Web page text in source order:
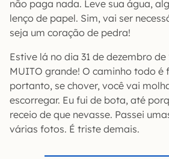
não paga nada. Leve sua água,
lenço de papel. Sim, vai ser
seja um coração de pedra!
Estive lá no dia 31 de dezembro de
MUITO grande! O caminho todo é
portanto, se chover, você vai
escorregar. Eu fui de bota, até
receio de que nevasse. Passei
várias fotos. É triste demais.